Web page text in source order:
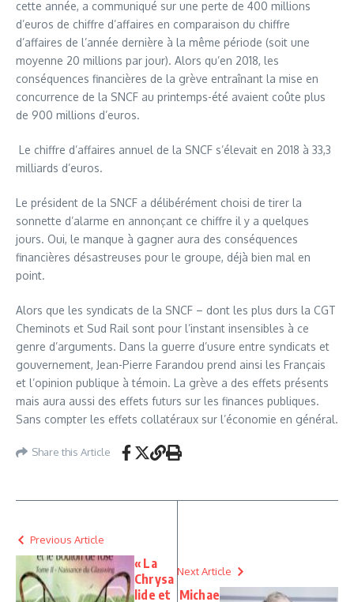
cette année, a communiqué sur une perte de 400 millions
d’euros de chiffre d’affaires en comparaison du chiffre
d’affaires de l’année dernière à la même période (soit une
moyenne 20 millions par jour). Alors qu’en 2018, les
conséquences financières de la grève entraînant la mise en
concurrence de la SNCF au printemps-été avaient coûte plus
de 900 millions d’euros.
Le chiffre d’affaires annuel de la SNCF s’élevait en 2018 à 33,3
milliards d’euros.
Le président de la SNCF a délibérément choisi de tirer la
sonnette d’alarme en annonçant ce chiffre il y a quelques
jours. Oui, le manque à gagner aura des conséquences
financières désastreuses pour le groupe, déjà bien mal en
point.
Alors que les syndicats de la SNCF – dont les plus durs la CGT
Cheminots et Sud Rail sont pour l’instant insensibles à ce
genre d’arguments. Dans la guerre d’usure entre syndicats et
gouvernement, Jean-Pierre Farandou prend ainsi les Français
et l’opinion publique à témoin. La grève a des effets présents
mais aura aussi des effets futurs sur les finances publiques.
Sans compter les effets collatéraux sur l’économie en général.
Share this Article
Previous Article
« La
Chrysa
lide et
Next Article
Michae